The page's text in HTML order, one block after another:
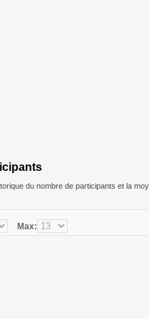
du nombre de participants et la
Max: